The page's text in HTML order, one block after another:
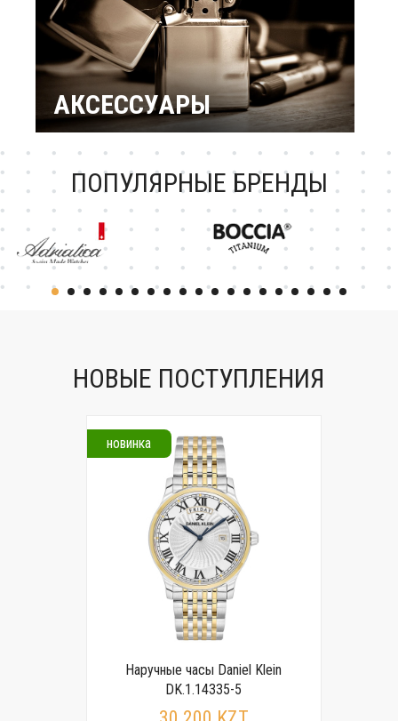
профессиям и
увлечениям
Подарочный
сертификат
АКСЕССУАРЫ
ПОПУЛЯРНЫЕ БРЕНДЫ
НОВЫЕ ПОСТУПЛЕНИЯ
новинка
Наручные часы Daniel Klein
DK.1.14335-5